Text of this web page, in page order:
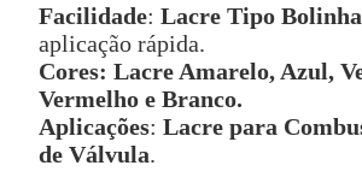
Facilidade: Lacre Tipo Bolinha
aplicação rápida.
Cores: Lacre Amarelo, Azul,
Vermelho e Branco.
Aplicações: Lacre para
de Válvula.